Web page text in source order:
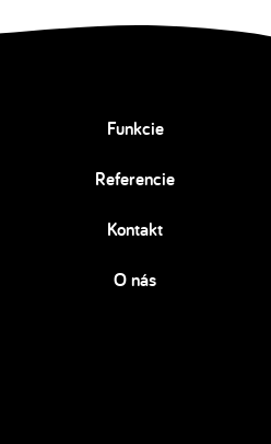
Funkcie
Referencie
Kontakt
O nás